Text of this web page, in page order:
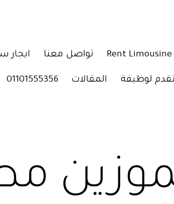
Rent Limousine تواصل معنا ايجار
لوظيفة المقالات 01101555356